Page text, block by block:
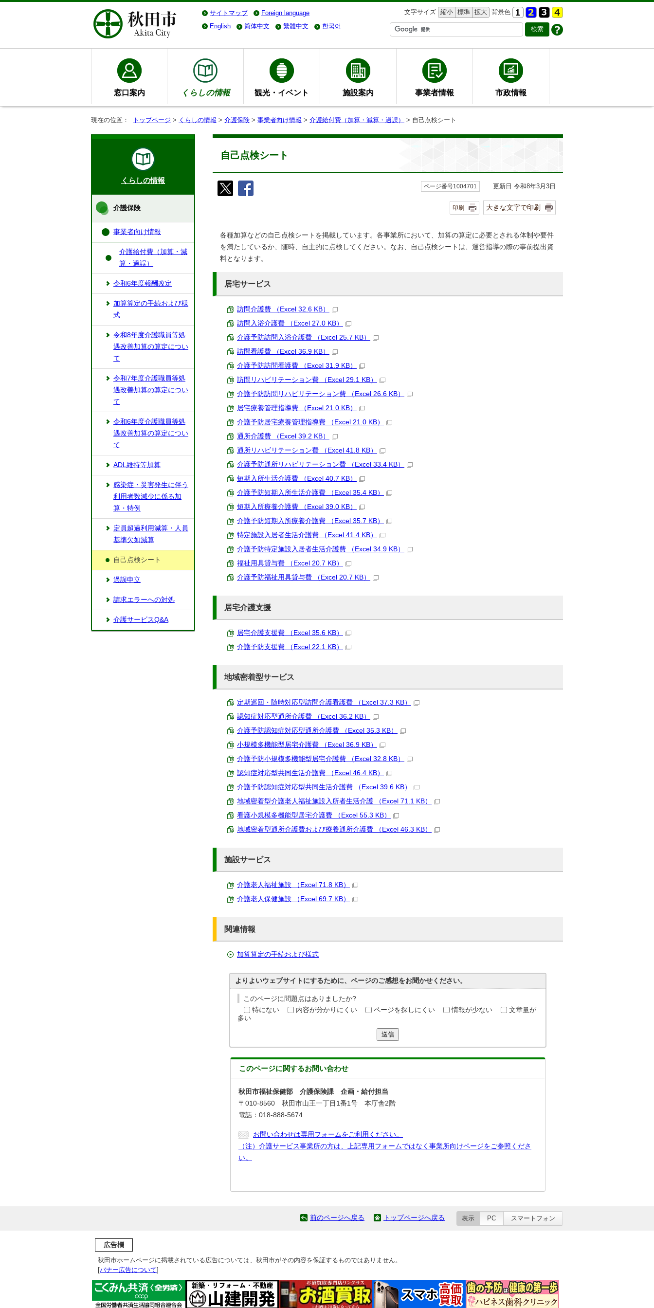
サイトマップ Foreign language 文字サイズ 縮小 標準 拡大 背景色
English
简体中文 繁體中文 한국어
窓口案内 くらしの情報 観光・イベント 施設案内 事業者情報 市政情報
現在の位置： トップページ > くらしの情報 > 介護保険 > 事業者向け情報 > 介護給付費（加算・減算・過誤） > 自己点検シート
自己点検シート
ページ番号1004701 更新日 令和8年3月3日
印刷 大きな文字で印刷
各種加算などの自己点検シートを掲載しています。各事業所において、加算の算定に必要とされる体制や要件
を満たしているか、随時、自主的に点検してください。なお、自己点検シートは、運営指導の際の事前提出資
料となります。
居宅サービス
訪問介護費 （Excel 32.6 KB）
訪問入浴介護費 （Excel 27.0 KB）
介護予防訪問入浴介護費 （Excel 25.7 KB）
訪問看護費 （Excel 36.9 KB）
介護予防訪問看護費 （Excel 31.9 KB）
訪問リハビリテーション費 （Excel 29.1 KB）
介護予防訪問リハビリテーション費 （Excel 26.6 KB）
居宅療養管理指導費 （Excel 21.0 KB）
介護予防居宅療養管理指導費 （Excel 21.0 KB）
通所介護費 （Excel 39.2 KB）
通所リハビリテーション費 （Excel 41.8 KB）
介護予防通所リハビリテーション費 （Excel 33.4 KB）
短期入所生活介護費 （Excel 40.7 KB）
介護予防短期入所生活介護費 （Excel 35.4 KB）
短期入所療養介護費 （Excel 39.0 KB）
介護予防短期入所療養介護費 （Excel 35.7 KB）
特定施設入居者生活介護費 （Excel 41.4 KB）
介護予防特定施設入居者生活介護費 （Excel 34.9 KB）
福祉用具貸与費 （Excel 20.7 KB）
介護予防福祉用具貸与費 （Excel 20.7 KB）
居宅介護支援
居宅介護支援費 （Excel 35.6 KB）
介護予防支援費 （Excel 22.1 KB）
地域密着型サービス
定期巡回・随時対応型訪問介護看護費 （Excel 37.3 KB）
認知症対応型通所介護費 （Excel 36.2 KB）
介護予防認知症対応型通所介護費 （Excel 35.3 KB）
小規模多機能型居宅介護費 （Excel 36.9 KB）
介護予防小規模多機能型居宅介護費 （Excel 32.8 KB）
認知症対応型共同生活介護費 （Excel 46.4 KB）
介護予防認知症対応型共同生活介護費 （Excel 39.6 KB）
地域密着型介護老人福祉施設入所者生活介護 （Excel 71.1 KB）
看護小規模多機能型居宅介護費 （Excel 55.3 KB）
地域密着型通所介護費および療養通所介護費 （Excel 46.3 KB）
施設サービス
介護老人福祉施設 （Excel 71.8 KB）
介護老人保健施設 （Excel 69.7 KB）
関連情報
加算算定の手続および様式
よりよいウェブサイトにするために、ページのご感想をお聞かせください。
このページに問題点はありましたか?
特にない
内容が分かりにくい ページを探しにくい 情報が少ない
文章量が
多い
送信
このページに関するお問い合わせ
秋田市福祉保健部 介護保険課 企画・給付担当
〒010-8560 秋田市山王一丁目1番1号 本庁舎2階
電話：018-888-5674
お問い合わせは専用フォームをご利用ください。
（注）介護サービス事業所の方は、上記専用フォームではなく事業所向けページをご参照くださ
い。
くらしの情報
介護保険
事業者向け情報
介護給付費（加算・減
算・過誤）
令和6年度報酬改定
加算算定の手続および様
式
令和8年度介護職員等処
遇改善加算の算定につい
て
令和7年度介護職員等処
遇改善加算の算定につい
て
令和6年度介護職員等処
遇改善加算の算定につい
て
ADL維持等加算
感染症・災害発生に伴う
利用者数減少に係る加
算・特例
定員超過利用減算・人員
基準欠如減算
自己点検シート
過誤申立
請求エラーへの対処
介護サービスQ&A
前のページへ戻る トップページへ戻る 表示 PC スマートフォン
広告欄
秋田市ホームページに掲載されている広告については、秋田市がその内容を保証するものではありません。
[バナー広告について]